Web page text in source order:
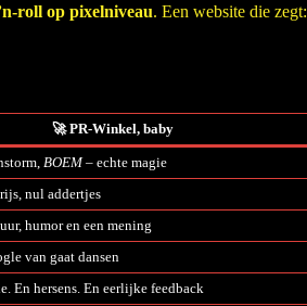
roll op pixelniveau. Een website die zegt:
🚀PR-Winkel, baby
BOEM– echte magie
nul addertjes
humor en een mening
van gaat dansen
En hersens. En eerlijke feedback